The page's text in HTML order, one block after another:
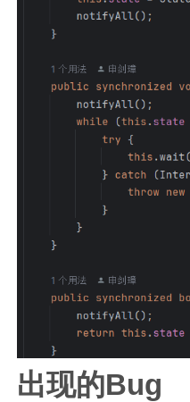
出现的Bug